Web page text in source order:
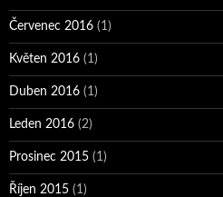
Červenec 2016 (1)
Květen 2016 (1)
Duben 2016 (1)
Leden 2016 (2)
Prosinec 2015 (1)
Říjen 2015 (1)